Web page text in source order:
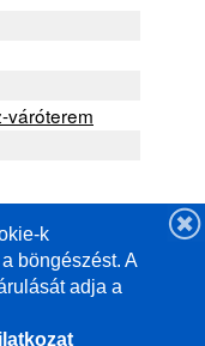
váróterem
való
depending
k
böngészést. A
adja a